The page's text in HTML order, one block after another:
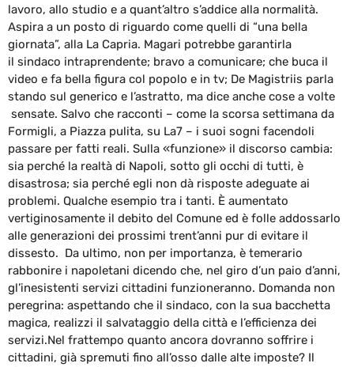
lavoro, allo studio e a quant’altro s’addice alla normalità.
Aspira a un posto di riguardo come quelli di “una bella
giornata”, alla La Capria. Magari potrebbe garantirla
il sindaco intraprendente; bravo a comunicare; che buca il
video e fa bella figura col popolo e in tv; De Magistriis parla
stando sul generico e l’astratto, ma dice anche cose a volte
sensate. Salvo che racconti – come la scorsa settimana da
Formigli, a Piazza pulita, su La7 – i suoi sogni facendoli
passare per fatti reali. Sulla «funzione» il discorso cambia:
sia perché la realtà di Napoli, sotto gli occhi di tutti, è
disastrosa; sia perché egli non dà risposte adeguate ai
problemi. Qualche esempio tra i tanti. È aumentato
vertiginosamente il debito del Comune ed è folle addossarlo
alle generazioni dei prossimi trent’anni pur di evitare il
dissesto. Da ultimo, non per importanza, è temerario
rabbonire i napoletani dicendo che, nel giro d’un paio d’anni,
gl’inesistenti servizi cittadini funzioneranno. Domanda non
peregrina: aspettando che il sindaco, con la sua bacchetta
magica, realizzi il salvataggio della città e l’efficienza dei
servizi.Nel frattempo quanto ancora dovranno soffrire i
cittadini, già spremuti fino all’osso dalle alte imposte? Il